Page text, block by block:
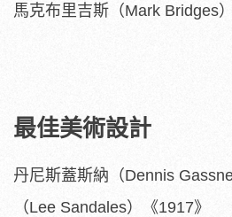
馬克布里吉斯（Mark Bridges
最佳美術設計
丹尼斯蓋斯納（Dennis
（Lee Sandales）《1917》